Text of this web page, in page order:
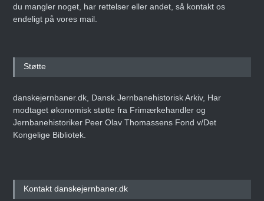
du mangler noget, har rettelser eller andet, så kontakt os
endeligt på vores mail.
Støtte
danskejernbaner.dk, Dansk Jernbanehistorisk Arkiv, Har
modtaget økonomisk støtte fra Frimærkehandler og
Jernbanehistoriker Peer Olav Thomassens Fond v/Det
Kongelige Bibliotek.
Kontakt danskejernbaner.dk